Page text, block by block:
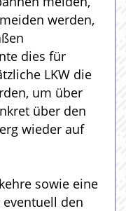
werden,
dies für
LKW die
um über
über den
wieder auf
sowie eine
den